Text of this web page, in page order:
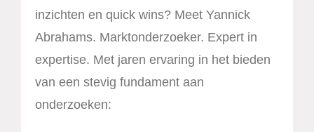
inzichten en quick wins? Meet Yannick
Abrahams. Marktonderzoeker. Expert in
expertise. Met jaren ervaring in het bieden
van een stevig fundament aan
onderzoeken: